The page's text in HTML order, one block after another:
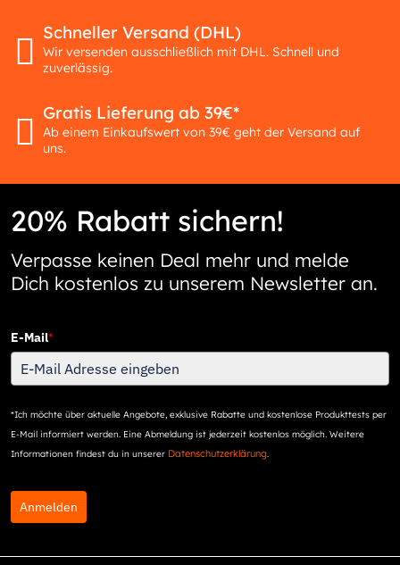
Schneller Versand (DHL)
Wir versenden ausschließlich mit DHL. Schnell und
zuverlässig.
Gratis Lieferung ab 39€*
Ab einem Einkaufswert von 39€ geht der Versand auf
uns.
20% Rabatt sichern!
Verpasse keinen Deal mehr und melde
Dich kostenlos zu unserem Newsletter an.
E-Mail*
*Ich möchte über aktuelle Angebote, exklusive Rabatte und kostenlose Produkttests per
E-Mail informiert werden. Eine Abmeldung ist jederzeit kostenlos möglich. Weitere
Informationen findest du in unserer Datenschutzerklärung.
Anmelden